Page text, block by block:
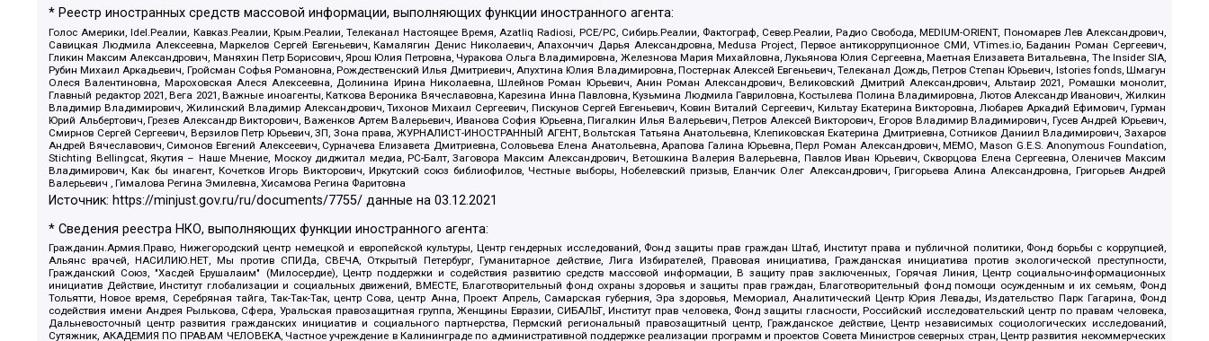
* Реестр иностранных средств массовой информации, выполняющих функции иностранного агента:
Голос Америки, Idel.Реалии, Кавказ.Реалии, Крым.Реалии, Телеканал Настоящее Время, Azatliq Radiosi, PCE/PC, Сибирь.Реалии, Фактограф, Север.Реалии, Радио Свобода, MEDIUM-ORIENT, Пономарев Лев Александрович,
Савицкая Людмила Алексеевна, Маркелов Сергей Евгеньевич, Камалягин Денис Николаевич, Апахончич Дарья Александровна, Medusa Project, Первое антикоррупционное СМИ, VTimes.io, Баданин Роман Сергеевич,
Гликин Максим Александрович, Маняхин Петр Борисович, Ярош Юлия Петровна, Чуракова Ольга Владимировна, Железнова Мария Михайловна, Лукьянова Юлия Сергеевна, Маетная Елизавета Витальевна, The Insider SIA,
Рубин Михаил Аркадьевич, Гройсман Софья Романовна, Рождественский Илья Дмитриевич, Апухтина Юлия Владимировна, Постернак Алексей Евгеньевич, Телеканал Дождь, Петров Степан Юрьевич, Istories fonds, Шмагун
Олеся Валентиновна, Мароховская Алеся Алексеевна, Долинина Ирина Николаевна, Шлейнов Роман Юрьевич, Анин Роман Александрович, Великовский Дмитрий Александрович, Альтаир 2021, Ромашки монолит,
Главный редактор 2021, Вега 2021, Важные иноагенты, Каткова Вероника Вячеславовна, Карезина Инна Павловна, Кузьмина Людмила Гавриловна, Костылева Полина Владимировна, Лютов Александр Иванович, Жилкин
Владимир Владимирович, Жилинский Владимир Александрович, Тихонов Михаил Сергеевич, Пискунов Сергей Евгеньевич, Ковин Виталий Сергеевич, Кильтау Екатерина Викторовна, Любарев Аркадий Ефимович, Гурман
Юрий Альбертович, Грезев Александр Викторович, Важенков Артем Валерьевич, Иванова София Юрьевна, Пигалкин Илья Валерьевич, Петров Алексей Викторович, Егоров Владимир Владимирович, Гусев Андрей Юрьевич,
Смирнов Сергей Сергеевич, Верзилов Петр Юрьевич, ЗП, Зона права, ЖУРНАЛИСТ-ИНОСТРАННЫЙ АГЕНТ, Вольтская Татьяна Анатольевна, Клепиковская Екатерина Дмитриевна, Сотников Даниил Владимирович, Захаров
Андрей Вячеславович, Симонов Евгений Алексеевич, Сурначева Елизавета Дмитриевна, Соловьева Елена Анатольевна, Арапова Галина Юрьевна, Перл Роман Александрович, МЕМО, Mason G.E.S. Anonymous Foundation,
Stichting Bellingcat, Якутия – Наше Мнение, Москоу диджитал медиа, РС-Балт, Заговора Максим Александрович, Ветошкина Валерия Валерьевна, Павлов Иван Юрьевич, Скворцова Елена Сергеевна, Оленичев Максим
Владимирович, Как бы инагент, Кочетков Игорь Викторович, Иркутский союз библиофилов, Честные выборы, Нобелевский призыв, Еланчик Олег Александрович, Григорьева Алина Александровна, Григорьев Андрей
Валерьевич , Гималова Регина Эмилевна, Хисамова Регина Фаритовна
Источник: https://minjust.gov.ru/ru/documents/7755/ данные на03.12.2021
* Сведения реестра НКО, выполняющих функции иностранного агента:
Гражданин.Армия.Право, Нижегородский центр немецкой и европейской культуры, Центр гендерных исследований, Фонд защиты прав граждан Штаб, Институт права и публичной политики, Фонд борьбы с коррупцией,
Альянс врачей, НАСИЛИЮ.НЕТ, Мы против СПИДа, СВЕЧА, Открытый Петербург, Гуманитарное действие, Лига Избирателей, Правовая инициатива, Гражданская инициатива против экологической преступности,
Гражданский Союз, "Хасдей Ерушалаим" (Милосердие), Центр поддержки и содействия развитию средств массовой информации, В защиту прав заключенных, Горячая Линия, Центр социально-информационных
инициатив Действие, Институт глобализации и социальных движений, ВМЕСТЕ, Благотворительный фонд охраны здоровья и защиты прав граждан, Благотворительный фонд помощи осужденным и их семьям, Фонд
Тольятти, Новое время, Серебряная тайга, Так-Так-Так, центр Сова, центр Анна, Проект Апрель, Самарская губерния, Эра здоровья, Мемориал, Аналитический Центр Юрия Левады, Издательство Парк Гагарина, Фонд
содействия имени Андрея Рылькова, Сфера, Уральская правозащитная группа, Женщины Евразии, СИБАЛЬТ, Институт прав человека, Фонд защиты гласности, Российский исследовательский центр по правам человека,
Дальневосточный центр развития гражданских инициатив и социального партнерства, Пермский региональный правозащитный центр, Гражданское действие, Центр независимых социологических исследований,
Сутяжник, АКАДЕМИЯ ПО ПРАВАМ ЧЕЛОВЕКА, Частное учреждение в Калининграде по административной поддержке реализации программ и проектов Совета Министров северных стран, Центр развития некоммерческих